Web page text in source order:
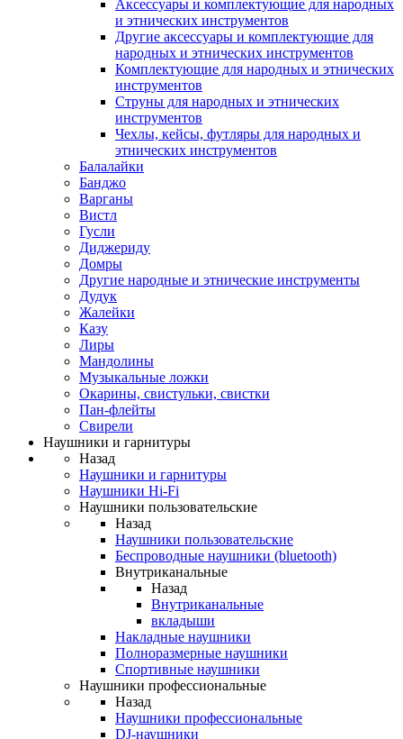
Аксессуары и комплектующие для народных
и этнических инструментов
Другие аксессуары и комплектующие для
народных и этнических инструментов
Комплектующие для народных и этнических
инструментов
Струны для народных и этнических
инструментов
Чехлы, кейсы, футляры для народных и
этнических инструментов
Балалайки
Банджо
Варганы
Вистл
Гусли
Диджериду
Домры
Другие народные и этнические инструменты
Дудук
Жалейки
Казу
Лиры
Мандолины
Музыкальные ложки
Окарины, свистульки, свистки
Пан-флейты
Свирели
Наушники и гарнитуры
Назад
Наушники и гарнитуры
Наушники Hi-Fi
Наушники пользовательские
Назад
Наушники пользовательские
Беспроводные наушники (bluetooth)
Внутриканальные
Назад
Внутриканальные
вкладыши
Накладные наушники
Полноразмерные наушники
Спортивные наушники
Наушники профессиональные
Назад
Наушники профессиональные
DJ-наушники